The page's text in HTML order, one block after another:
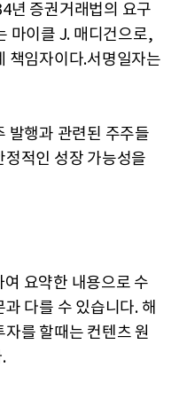
년 증권거래법의 요구
마이클 J. 매디건으로,
책임자이다.서명일자는
발행과 관련된 주주들
적인 성장 가능성을
요약한 내용으로 수
다를 수 있습니다. 해
를 할때는 컨텐츠 원